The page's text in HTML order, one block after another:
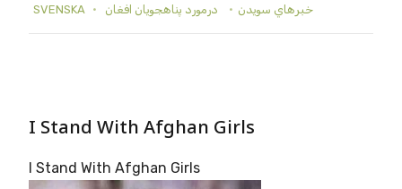
SVENSKA خبرهاي سويدن درمورد پناهجويان افغان
I Stand With Afghan Girls
I Stand With Afghan Girls